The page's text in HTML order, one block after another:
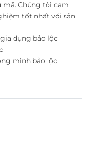
mã. Chúng tôi cam
tốt nhất với sản
dụng bảo lộc
minh bảo lộc